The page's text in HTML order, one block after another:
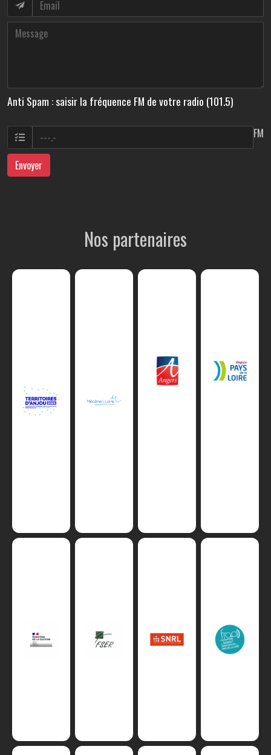
Anti Spam : saisir la fréquence FM de votre radio (101.5)
FM
Envoyer
Nos partenaires